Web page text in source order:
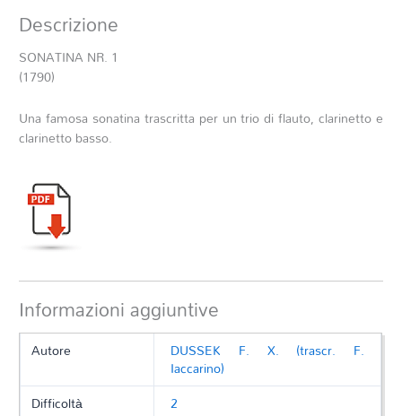
Descrizione
SONATINA NR. 1
(1790)
Una famosa sonatina trascritta per un trio di flauto, clarinetto e
clarinetto basso.
Informazioni aggiuntive
Autore DUSSEK F. X. (trascr. F.
Iaccarino)
Difficoltà
2